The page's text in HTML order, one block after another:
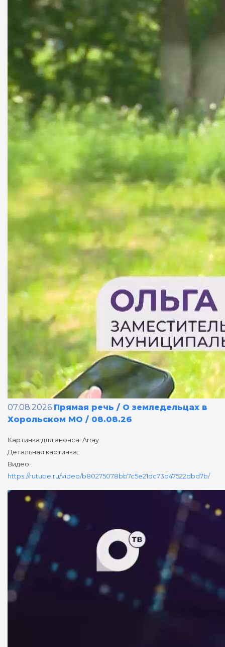
07.08.2026 Прямая речь / О земледельцах в
Хорольском МО / 08.08.26
Картинка для анонса: Array
Детальная картинка:
Видео:
https://rutube.ru/video/b80275078bb7c5e21dc73d47522dbd7b/